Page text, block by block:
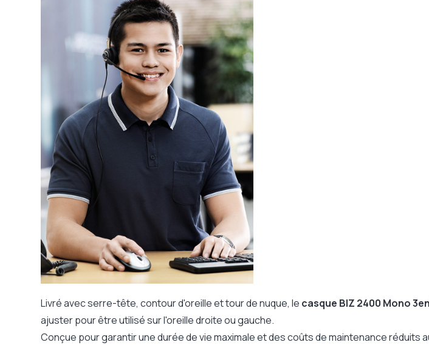
Non
Bluetooth
Non
Son large bande (VoIP)
Non
Témoin lumineux d'appel Non
Fonction conférence
téléphonique
Non
Optimisé Microsoft
Teams / Zoom
Non
Prise de déconnexion
rapide
Garantie
Microphone
Perche-micro standard
Micro / Environnement
Environnement bruyant
Casque pliant,
rangement facile
Gamme fabricant Jabra Biz 2400
Livré avec serre-tête, contour d'oreille et tour de nuque, le casque BIZ 2400 Mono
ajuster pour être utilisé sur l'oreille droite ou gauche.
Conçue pour garantir une durée de vie maximale et des coûts de maintenance réduits